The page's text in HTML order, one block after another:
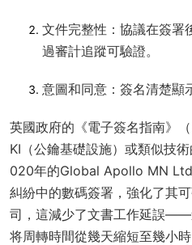
文件完整性 ：協議在簽
過審計追蹤可驗證。
意圖和同意 ：簽名清楚顯
英國政府的《電子簽名指南》
KI（公鑰基礎設施）或類似技
020年的Global Apollo MN
糾紛中的數碼簽署，強化了其
司，這減少了文書工作延誤——
将周轉時間從幾天縮短至幾小時